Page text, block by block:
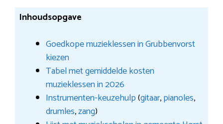
Inhoudsopgave
Goedkope muzieklessen in Grubbenvorst
kiezen
Tabel met gemiddelde kosten
muzieklessen in 2026
Instrumenten-keuzehulp(gitaar,pianoles,
drumles,zang)